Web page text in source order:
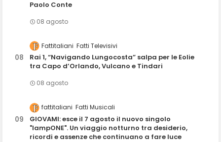
Paolo Conte
08 agosto
Fattitaliani Fatti Televisivi
Rai 1, “Navigando Lungocosta” salpa per le Eolie
tra Capo d’Orlando, Vulcano e Tindari
08 agosto
fattitaliani Fatti Musicali
GIOVAMI: esce il 7 agosto il nuovo singolo
"lampONE". Un viaggio notturno tra desiderio,
ricordi e assenze che continuano a fare luce